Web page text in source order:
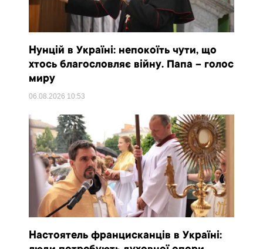
Нунцій в Україні: непокоїть чути, що
хтось благословляє війну. Папа – голос
миру
06.08.2026 10:53
Настоятель францисканців в Україні: